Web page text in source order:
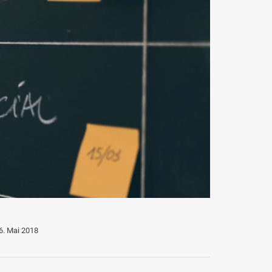
Mai 2018